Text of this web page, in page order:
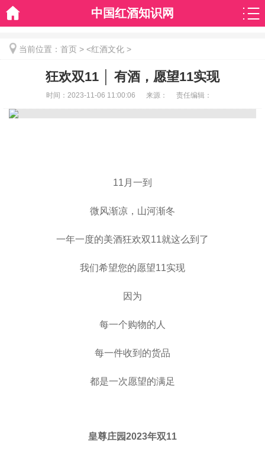
中国红酒知识网
当前位置： 首页 > <红酒文化 >
狂欢双11 │ 有酒，愿望11实现
时间： 2023-11-06 11:00:06 来源： 责任编辑：
11月一到
微风渐凉，山河渐冬
一年一度的美酒狂欢双11就这么到了
我们希望您的愿望11实现
因为
每一个购物的人
每一件收到的货品
都是一次愿望的满足
皇尊庄园2023年双11